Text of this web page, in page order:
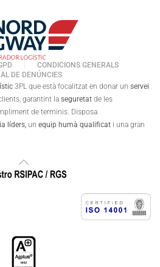
CONDICIONS GENERALS
DE DENÚNCIES
3PL que està focalitzat en donar un servei
garantint la seguretat de les
de terminis. Disposa
líders, un equip humà qualificat i una gran